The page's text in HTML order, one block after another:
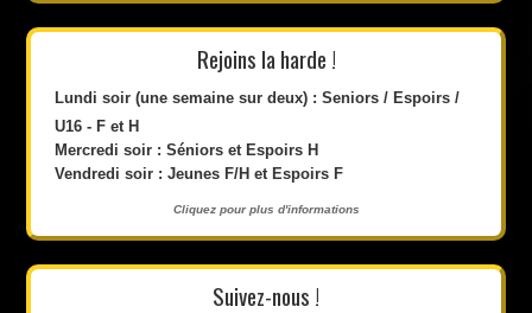
Rejoins la harde !
Lundi soir (une semaine sur deux) : Seniors / Espoirs /
U16 - F et H
Mercredi soir : Séniors et Espoirs H
Vendredi soir : Jeunes F/H et Espoirs F
Cliquez pour plus d'informations
Suivez-nous !